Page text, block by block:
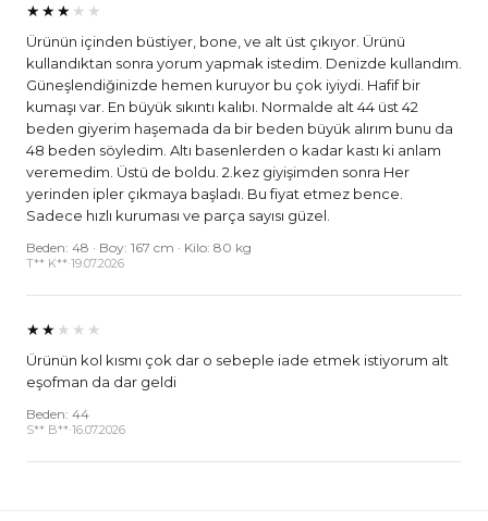
★★★ ★★
Ürünün içinden büstiyer, bone, ve alt üst çıkıyor. Ürünü
kullandıktan sonra yorum yapmak istedim. Denizde kullandım.
Güneşlendiğinizde hemen kuruyor bu çok iyiydi. Hafif bir
kumaşı var. En büyük sıkıntı kalıbı. Normalde alt 44 üst 42
beden giyerim haşemada da bir beden büyük alırım bunu da
48 beden söyledim. Altı basenlerden o kadar kastı ki anlam
veremedim. Üstü de boldu. 2.kez giyişimden sonra Her
yerinden ipler çıkmaya başladı. Bu fiyat etmez bence.
Sadece hızlı kuruması ve parça sayısı güzel.
Beden: 48 · Boy: 167 cm · Kilo: 80 kg
T** K**·19.07.2026
★★ ★★★
Ürünün kol kısmı çok dar o sebeple iade etmek istiyorum alt
eşofman da dar geldi
Beden: 44
S** B**·16.07.2026